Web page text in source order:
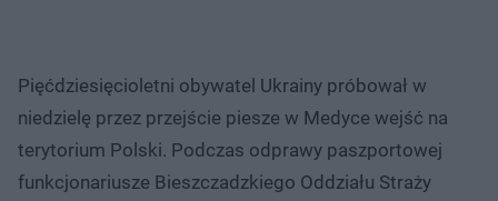
Pięćdziesięcioletni obywatel Ukrainy próbował w
niedzielę przez przejście piesze w Medyce wejść na
terytorium Polski. Podczas odprawy paszportowej
funkcjonariusze Bieszczadzkiego Oddziału Straży